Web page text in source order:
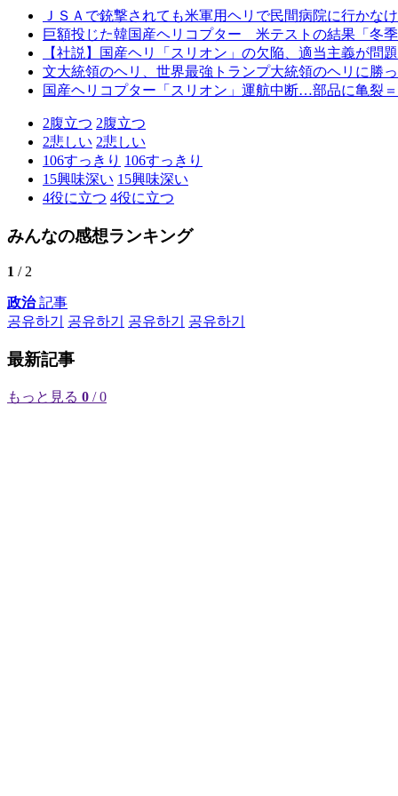
ＪＳＡで銃撃されても米軍用ヘリで民間病院に行かな
巨額投じた韓国産ヘリコプター 米テストの結果「冬
【社説】国産ヘリ「スリオン」の欠陥、適当主義が問
文大統領のヘリ、世界最強トランプ大統領のヘリに勝
国産ヘリコプター「スリオン」運航中断…部品に亀裂
2腹立つ 2腹立つ
2悲しい 2悲しい
106すっきり 106すっきり
15興味深い 15興味深い
4役に立つ 4役に立つ
みんなの感想ランキング
1 / 2
政治記事
공유하기
공유하기 공유하기 공유하기
最新記事
もっと見る 0 / 0